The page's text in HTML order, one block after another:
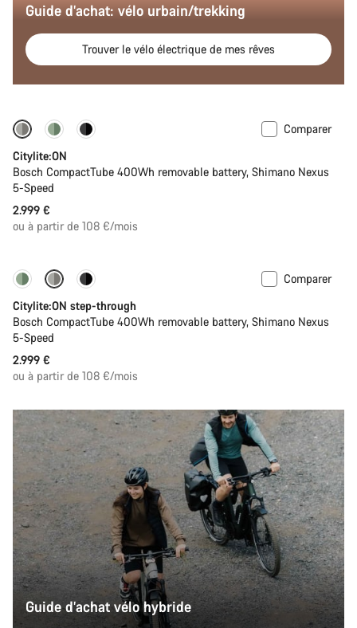
Guide d’achat: vélo urbain/trekking
Trouver le vélo électrique de mes rêves
Performance Line
Comparer
Citylite:ON
Bosch CompactTube 400Wh removable battery, Shimano Nexus
5-Speed
2.999 €
ou à partir de 108 €/mois
Performance Line
Comparer
Citylite:ON step-through
Bosch CompactTube 400Wh removable battery, Shimano Nexus
5-Speed
2.999 €
ou à partir de 108 €/mois
Guide d’achat vélo hybride